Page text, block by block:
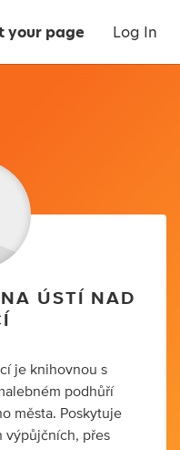
your page Log In
ÚSTÍ NAD
je knihovnou s
podhůří
města. Poskytuje
výpůjčních, přes